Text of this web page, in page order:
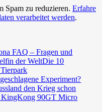
Spam zu reduzieren. Erfahre
verarbeitet werden.
FAQ – Fragen und
der WeltDie 10
Experiment?
den Krieg schon
90GT Micro